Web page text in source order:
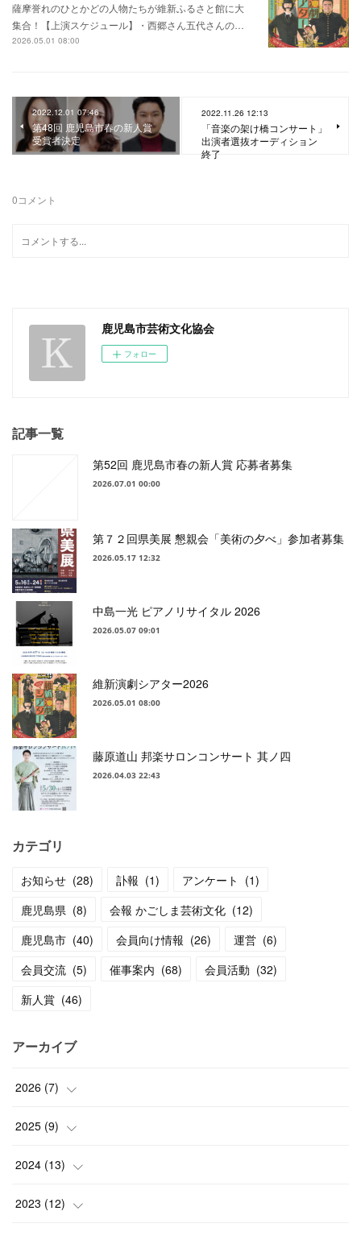
薩摩誉れのひとかどの人物たちが維新ふるさと館に大
集合！【上演スケジュール】・西郷さん五代さんの…
2026.05.01 08:00
2022.12.01 07:46
第48回 鹿児島市春の新人賞
受賞者決定
2022.11.26 12:13
「音楽の架け橋コンサート」
出演者選抜オーディション
終了
0コメント
鹿児島市芸術文化協会
フォロー
記事一覧
第52回 鹿児島市春の新人賞 応募者募集
2026.07.01 00:00
第７２回県美展 懇親会「美術の夕べ」参加者募集
2026.05.17 12:32
中島一光 ピアノリサイタル 2026
2026.05.07 09:01
維新演劇シアター2026
2026.05.01 08:00
藤原道山 邦楽サロンコンサート 其ノ四
2026.04.03 22:43
カテゴリ
お知らせ (28) 訃報 (1) アンケート (1)
鹿児島県 (8) 会報 かごしま芸術文化 (12)
鹿児島市 (40) 会員向け情報 (26) 運営 (6)
会員交流 (5) 催事案内 (68) 会員活動 (32)
新人賞 (46)
アーカイブ
2026 (7)
(1
(3)
(2)
2025 (9)
(1)
(3)
2024 (13)
(1)
2023 (12)